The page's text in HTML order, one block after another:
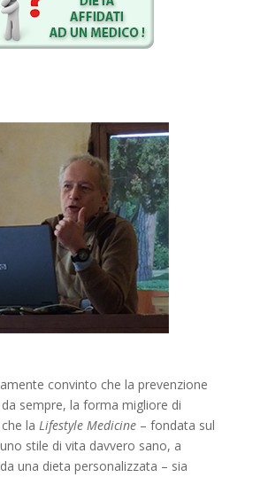
convinto che la prevenzione
sempre, la forma migliore di
la Lifestyle Medicine – fondata sul
stile di vita davvero sano, a
una dieta personalizzata – sia